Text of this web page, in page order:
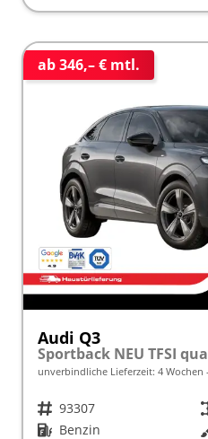
ab 346,– € mtl.
Audi Q3
unverbindliche Lieferzeit: 4 Wochen
Fahrzeugnr. 93307
Kraftstoff Benzin